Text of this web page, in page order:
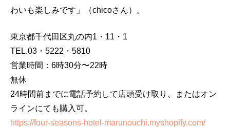
わいも楽しみです」（chicoさん）。
東京都千代田区丸の内1・11・1
TEL.03・5222・5810
営業時間：6時30分〜22時
無休
24時間前までに電話予約して店頭受け取り、またはオン
ラインにても購入可。
https://four-seasons-hotel-marunouchi.myshopify.com/